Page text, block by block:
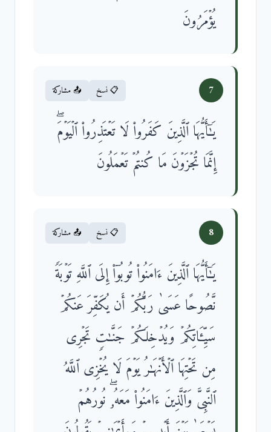
یُؤۡمَرُونَ
7 📋 نسخ 📤 مشاركة
یَـٰۤأَیُّهَا ٱلَّذِینَ كَفَرُوا۟ لَا تَعۡتَذِرُوا۟ ٱلۡیَوۡمَۖ
إِنَّمَا تُجۡزَوۡنَ مَا كُنتُمۡ تَعۡمَلُونَ
8 📋 نسخ 📤 مشاركة
یَـٰۤأَیُّهَا ٱلَّذِینَ ءَامَنُوا۟ تُوبُوۤا۟ إِلَى ٱللَّهِ تَوۡبَةࣰ
نَّصُوحًا عَسَىٰ رَبُّكُمۡ أَن یُكَفِّرَ عَنكُمۡ
سَیِّـَٔاتِكُمۡ وَیُدۡخِلَكُمۡ جَنَّـٰتࣲ تَجۡرِی
مِن تَحۡتِهَا ٱلۡأَنۡهَـٰرُ یَوۡمَ لَا یُخۡزِی ٱللَّهُ
ٱلنَّبِیَّ وَٱلَّذِینَ ءَامَنُوا۟ مَعَهُۥۖ نُورُهُمۡ